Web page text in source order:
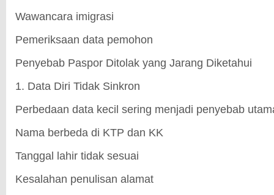
Wawancara imigrasi
Pemeriksaan data pemohon
Penyebab Paspor Ditolak yang Jarang Diketahui
1. Data Diri Tidak Sinkron
Perbedaan data kecil sering menjadi penyebab
Nama berbeda di KTP dan KK
Tanggal lahir tidak sesuai
Kesalahan penulisan alamat